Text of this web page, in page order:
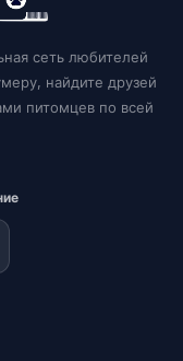
сеть любителей
найдите друзей
питомцев по всей